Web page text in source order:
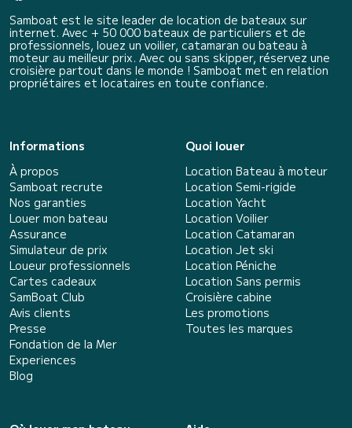
Samboat est le site leader de location de bateaux sur
internet. Avec + 50 000 bateaux de particuliers et de
professionnels, louez un voilier, catamaran ou bateau à
moteur au meilleur prix. Avec ou sans skipper, réservez une
croisière partout dans le monde ! Samboat met en relation
propriétaires et locataires en toute confiance.
Informations
À propos
Samboat recrute
Nos garanties
Louer mon bateau
Assurance
Simulateur de prix
Loueur professionnels
Cartes cadeaux
SamBoat Club
Avis clients
Presse
Fondation de la Mer
Experiences
Blog
Quoi louer
Location Bateau à moteur
Location Semi-rigide
Location Yacht
Location Voilier
Location Catamaran
Location Jet ski
Location Péniche
Location Sans permis
Croisière cabine
Les promotions
Toutes les marques